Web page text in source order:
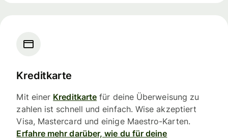
Kreditkarte
Mit einer Kreditkarte für deine Überweisung zu
zahlen ist schnell und einfach. Wise akzeptiert
Visa, Mastercard und einige Maestro-Karten.
Erfahre mehr darüber, wie du für deine